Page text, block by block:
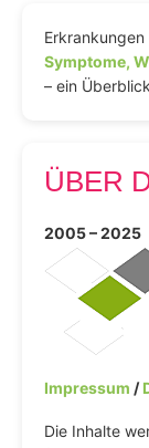
Symptome,
– ein
ÜBER
2005 – 2025
Impressum /
Die Inhalte